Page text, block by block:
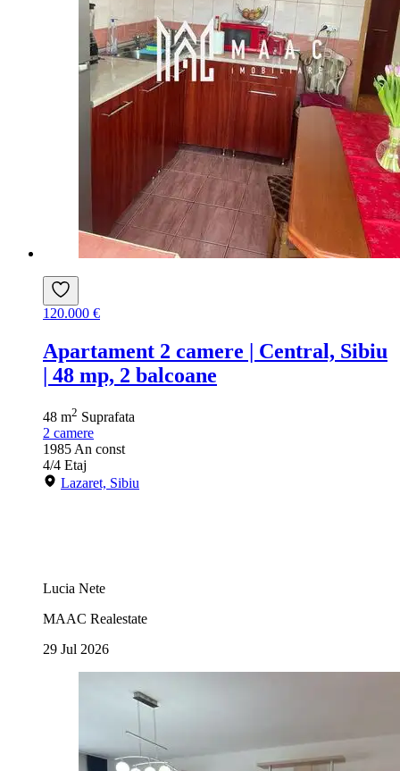
120.000 €
Apartament 2 camere | Central, Sibiu
| 48 mp, 2 balcoane
48 m2 Suprafata
2 camere
1985 An const
4/4 Etaj
Lazaret, Sibiu
Lucia Nete
MAAC Realestate
29 Jul 2026